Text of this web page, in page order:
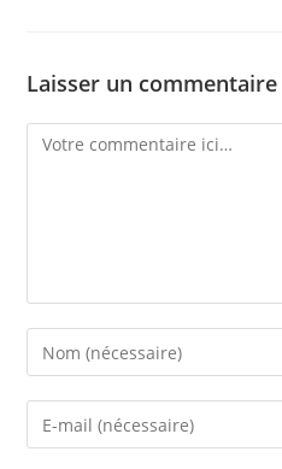
Laisser un commentaire
Comment
Enter
your
name
Enter
your